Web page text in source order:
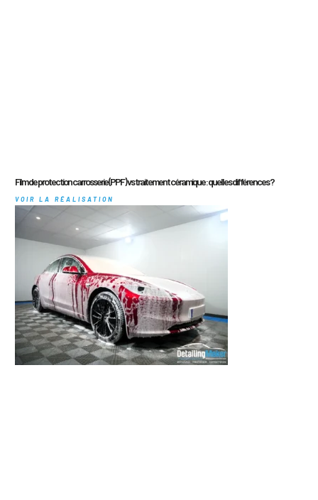
Film de protection carrosserie (PPF) vs traitement céramique : quelles différences ?
VOIR LA RÉALISATION